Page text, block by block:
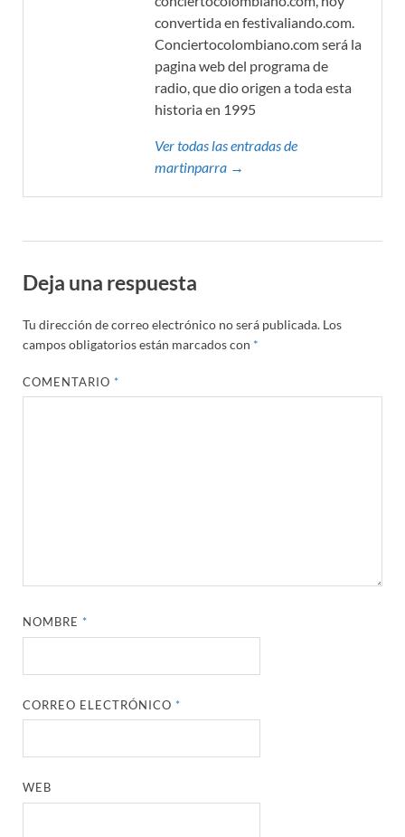
convertida en festivaliando.com.
Conciertocolombiano.com será la
pagina web del programa de
radio, que dio origen a toda esta
historia en 1995
Ver todas las entradas de
martinparra →
Deja una respuesta
Tu dirección de correo electrónico no será publicada. Los
campos obligatorios están marcados con *
COMENTARIO*
NOMBRE*
CORREO ELECTRÓNICO*
WEB